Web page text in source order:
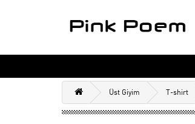
Üst Giyim T-shirt